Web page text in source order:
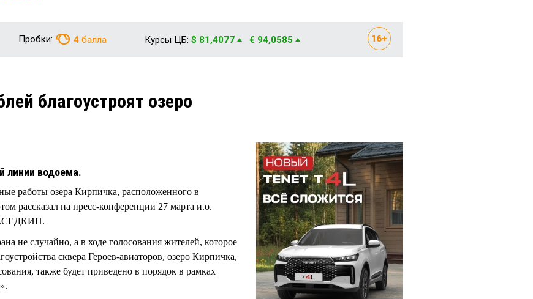
Пробки: 4 балла Курсы ЦБ: $ 81,4077 € 94,0585
благоустроят озеро
линии водоема.
работы озера Кирпичка, расположенного в
рассказал на пресс-конференции 27 марта и.о.
не случайно, а в ходе голосования жителей, которое
сквера Героев-авиаторов, озеро Кирпичка,
также будет приведено в порядок в рамках